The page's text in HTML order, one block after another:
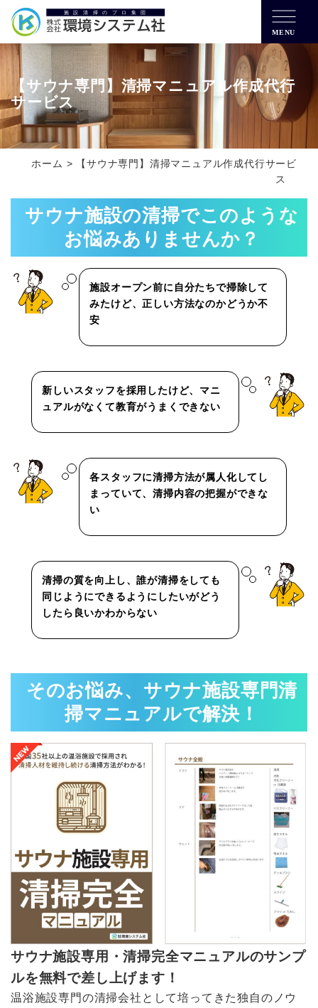
MENU
【サウナ専門】清掃マニュアル作成代行
サービス
ホーム >
【サウナ専門】清掃マニュアル作成代行サービ
ス
サウナ施設の清掃でこのような
お悩みありませんか？
施設オープン前に自分たちで掃除して
みたけど、正しい方法なのかどうか不
安
新しいスタッフを採用したけど、マニ
ュアルがなくて教育がうまくできない
各スタッフに清掃方法が属人化してし
まっていて、清掃内容の把握ができな
い
清掃の質を向上し、誰が清掃をしても
同じようにできるようにしたいがどう
したら良いかわからない
そのお悩み、 サウナ施設専門清
掃マニュアルで解決！
サウナ施設専用・清掃完全マニュアルのサンプ
ルを無料で差し上げます！
温浴施設専門の清掃会社として培ってきた独自のノウ